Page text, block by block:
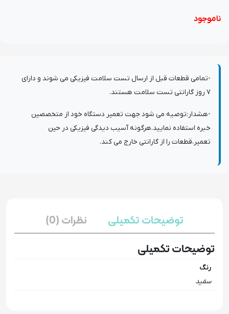
ناموجود
-تمامی قطعات قبل از ارسال تست سلامت فیزیکی می شوند و دارای
7 روز گارانتی تست سلامت هستند.
-هشدار:توصیه می شود جهت تعمیر دستگاه خود از متخصصین
خبره استفاده نمایید.هرگونه آسیب دیدگی فیزیکی در حین
تعمیر،قطعات را از گارانتی خارج می کند.
توضیحات تکمیلی نظرات (0)
توضیحات تکمیلی
رنگ
سفید